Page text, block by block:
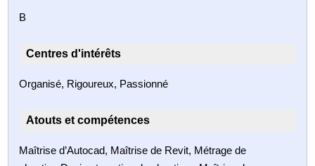
B
Centres d'intérêts
Organisé, Rigoureux, Passionné
Atouts et compétences
Maîtrise d’Autocad, Maîtrise de Revit, Métrage de